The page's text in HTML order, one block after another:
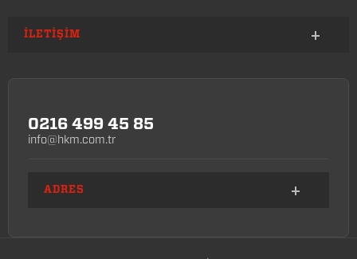
İLETIŞIM
0216 499 45 85
info@hkm.com.tr
ADRES